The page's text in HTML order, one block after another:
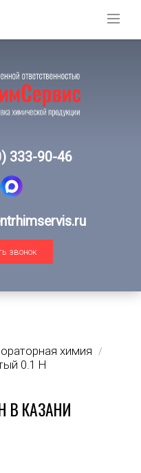
333-90-46
звонок
химия /
0.1 Н
В КАЗАНИ